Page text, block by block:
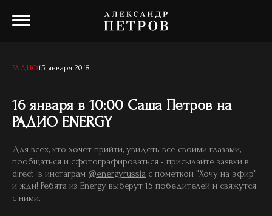
РАДИО15 января 2018
16 января в 10:00 Саша Петров на
РАДИО ENERGY
Для всех, кто хочет прийти, увидеть все своими глазами,
пообщаться и сфотографироваться - присылайте заявки в
direct в инстаграм @energyrussia с пометкой "Хочу на эфир"
и жди! Ребята из Energy выберут 15 победителей и свяжутся
с ними.